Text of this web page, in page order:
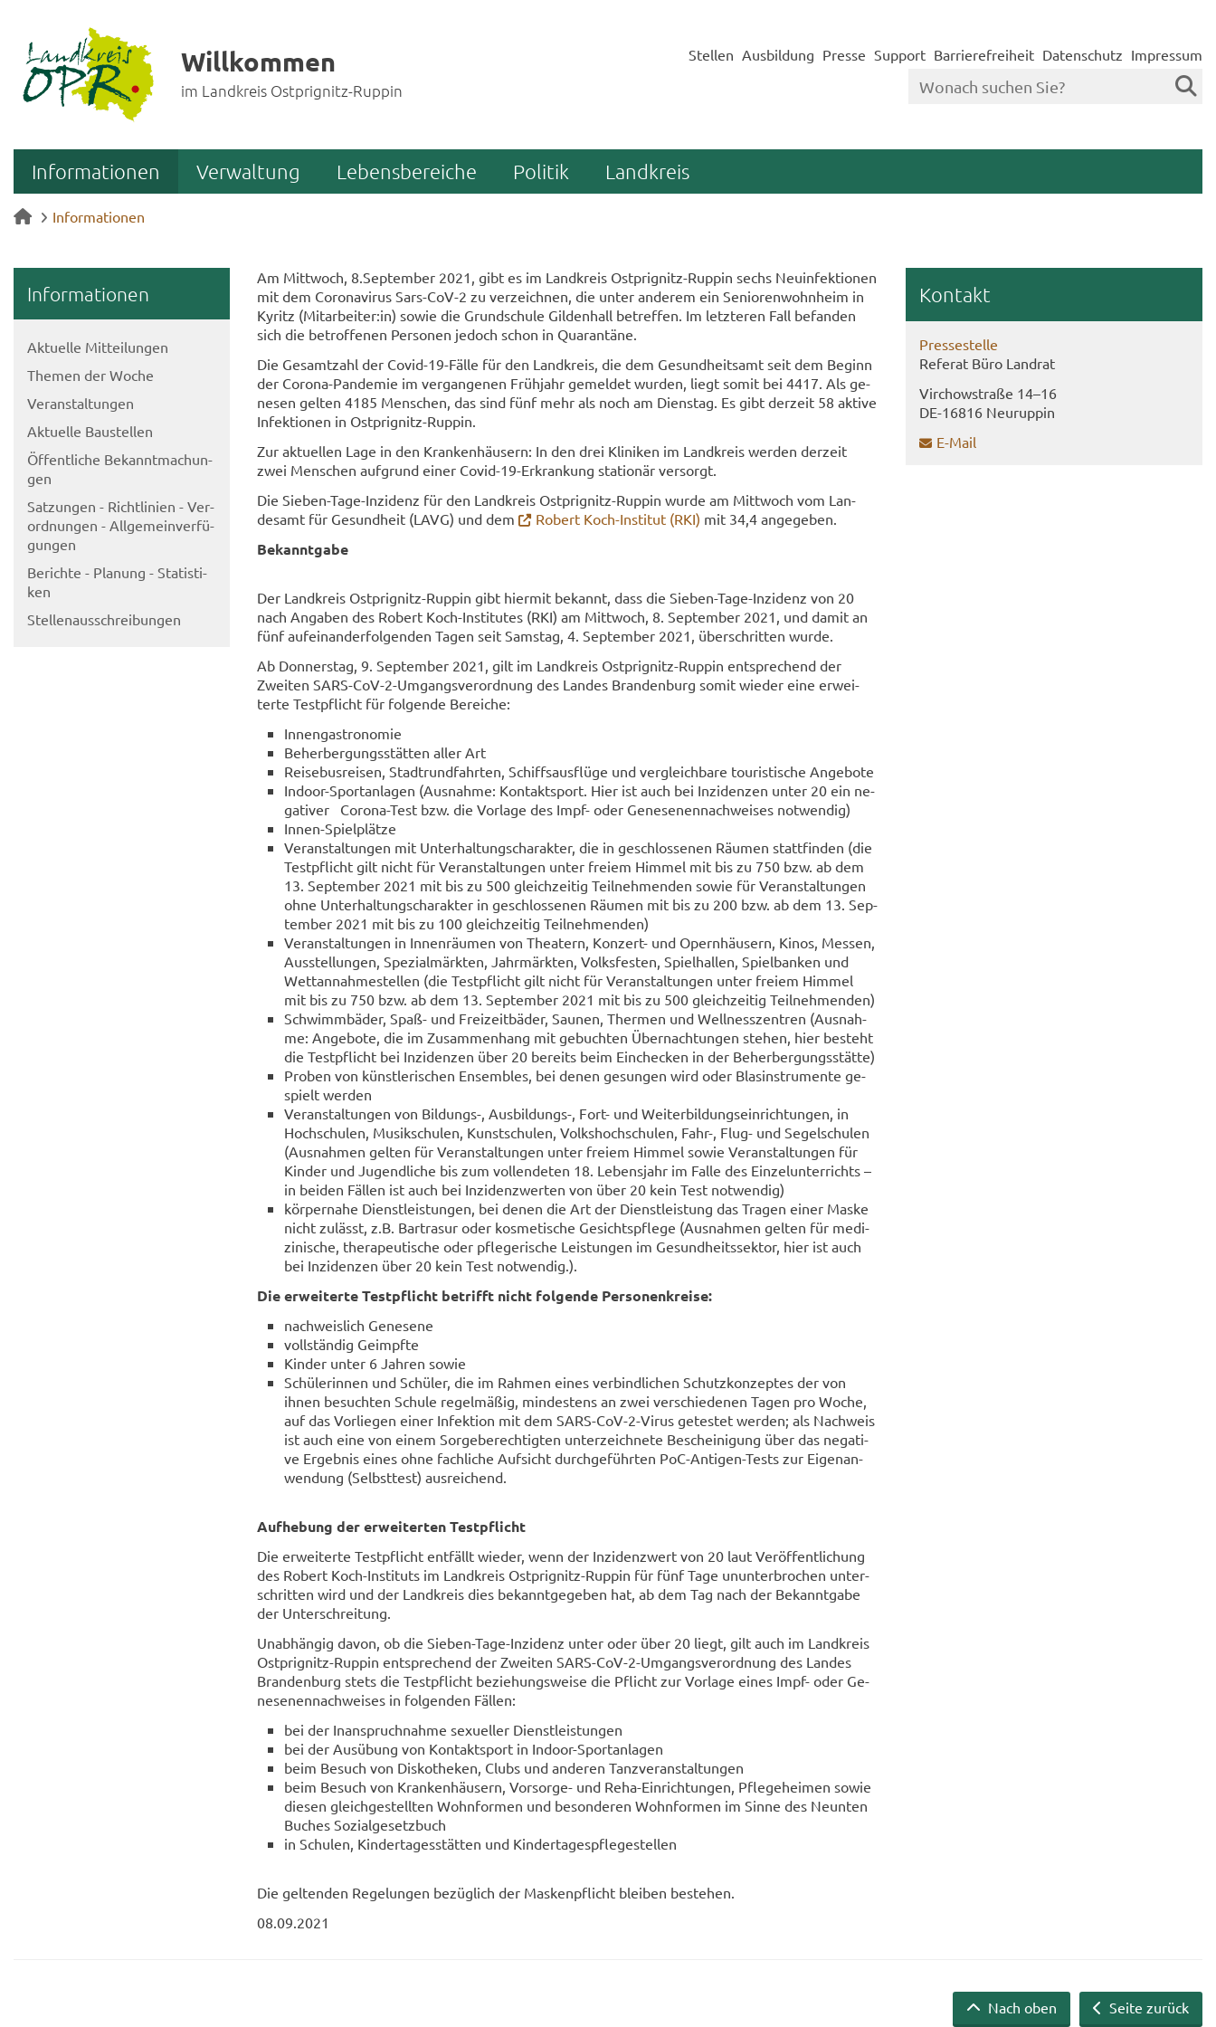
Willkommen
im Landkreis Ostprignitz-Ruppin
Stellen Ausbildung Presse Support Barrierefreiheit Datenschutz Impressum
Informationen Verwaltung Lebensbereiche Politik Landkreis
Informationen
In­for­ma­tio­nen
Ak­tu­el­le Mit­tei­lun­gen
The­men der Woche
Ver­an­stal­tun­gen
Ak­tu­el­le Bau­stel­len
Öf­fent­li­che Be­kannt­ma­chun­
gen
Sat­zun­gen - Richt­li­ni­en - Ver­
ord­nun­gen - All­ge­mein­ver­fü­
gun­gen
Be­rich­te - Pla­nung - Sta­tis­ti­
ken
Stel­len­aus­schrei­bun­gen
Am Mitt­woch, 8.Sep­tem­ber 2021, gibt es im Land­kreis Ostprignitz-​Ruppin sechs Neu­in­fek­tio­nen
mit dem Co­ro­na­vi­rus Sars-​CoV-2 zu ver­zeich­nen, die unter an­de­rem ein Se­nio­ren­wohn­heim in
Ky­ritz (Mit­ar­bei­ter:in) sowie die Grund­schu­le Gil­den­hall be­tref­fen. Im letz­te­ren Fall be­fan­den
sich die be­trof­fe­nen Per­so­nen je­doch schon in Qua­ran­tä­ne.
Die Ge­samt­zahl der Covid-​19-Fälle für den Land­kreis, die dem Ge­sund­heits­amt seit dem Be­ginn
der Corona-​Pandemie im ver­gan­ge­nen Früh­jahr ge­mel­det wur­den, liegt somit bei 4417. Als ge­
ne­sen gel­ten 4185 Men­schen, das sind fünf mehr als noch am Diens­tag. Es gibt der­zeit 58 ak­ti­ve
In­fek­tio­nen in Ostprignitz-​Ruppin.
Zur ak­tu­el­len Lage in den Kran­ken­häu­sern: In den drei Kli­ni­ken im Land­kreis wer­den der­zeit
zwei Men­schen auf­grund einer Covid-​19-Erkrankung sta­tio­när ver­sorgt.
Die Sieben-​Tage-Inzidenz für den Land­kreis Ostprignitz-​Ruppin wurde am Mitt­woch vom Lan­
des­amt für Ge­sund­heit (LAVG) und dem
Ro­bert Koch-​Institut (RKI) mit 34,4 an­ge­ge­ben.
Be­kannt­ga­be
Der Land­kreis Ostprignitz-​Ruppin gibt hier­mit be­kannt, dass die Sieben-​Tage-Inzidenz von 20
nach An­ga­ben des Ro­bert Koch-​Institutes (RKI) am Mitt­woch, 8. Sep­tem­ber 2021, und damit an
fünf auf­ein­an­der­fol­gen­den Tagen seit Sams­tag, 4. Sep­tem­ber 2021, über­schrit­ten wurde.
Ab Don­ners­tag, 9. Sep­tem­ber 2021, gilt im Land­kreis Ostprignitz-​Ruppin ent­spre­chend der
Zwei­ten SARS-​CoV-2-Umgangsverordnung des Lan­des Bran­den­burg somit wie­der eine er­wei­
ter­te Test­pflicht für fol­gen­de Be­rei­che:
In­nen­gas­tro­no­mie
Be­her­ber­gungs­stät­ten aller Art
Rei­se­bus­rei­sen, Stadt­rund­fahr­ten, Schiffs­aus­flü­ge und ver­gleich­ba­re tou­ris­ti­sche An­ge­bo­te
Indoor-​Sportanlagen (Aus­nah­me: Kon­takt­sport. Hier ist auch bei In­zi­den­zen unter 20 ein ne­
ga­ti­ver Corona-​Test bzw. die Vor­la­ge des Impf- oder Ge­ne­se­nen­nach­wei­ses not­wen­dig)
Innen-​Spielplätze
Ver­an­stal­tun­gen mit Un­ter­hal­tungs­cha­rak­ter, die in ge­schlos­se­nen Räu­men statt­fin­den (die
Test­pflicht gilt nicht für Ver­an­stal­tun­gen unter frei­em Him­mel mit bis zu 750 bzw. ab dem
13. Sep­tem­ber 2021 mit bis zu 500 gleich­zei­tig Teil­neh­men­den sowie für Ver­an­stal­tun­gen
ohne Un­ter­hal­tungs­cha­rak­ter in ge­schlos­se­nen Räu­men mit bis zu 200 bzw. ab dem 13. Sep­
tem­ber 2021 mit bis zu 100 gleich­zei­tig Teil­neh­men­den)
Ver­an­stal­tun­gen in In­nen­räu­men von Thea­tern, Konzert-​ und Opern­häu­sern, Kinos, Mes­sen,
Aus­stel­lun­gen, Spe­zi­al­märk­ten, Jahr­märk­ten, Volks­fes­ten, Spiel­hal­len, Spiel­ban­ken und
Wett­an­nah­me­stel­len (die Test­pflicht gilt nicht für Ver­an­stal­tun­gen unter frei­em Him­mel
mit bis zu 750 bzw. ab dem 13. Sep­tem­ber 2021 mit bis zu 500 gleich­zei­tig Teil­neh­men­den)
Schwimm­bä­der, Spaß- und Frei­zeit­bä­der, Sau­nen, Ther­men und Well­ness­zen­tren (Aus­nah­
me: An­ge­bo­te, die im Zu­sam­men­hang mit ge­buch­ten Über­nach­tun­gen ste­hen, hier be­steht
die Test­pflicht bei In­zi­den­zen über 20 be­reits beim Ein­che­cken in der Be­her­ber­gungs­stät­te)
Pro­ben von künst­le­ri­schen En­sem­bles, bei denen ge­sun­gen wird oder Blas­in­stru­men­te ge­
spielt wer­den
Ver­an­stal­tun­gen von Bildungs-​, Ausbildungs-​, Fort- und Wei­ter­bil­dungs­ein­rich­tun­gen, in
Hoch­schu­len, Mu­sik­schu­len, Kunst­schu­len, Volks­hoch­schu­len, Fahr-, Flug- und Se­gel­schu­len
(Aus­nah­men gel­ten für Ver­an­stal­tun­gen unter frei­em Him­mel sowie Ver­an­stal­tun­gen für
Kin­der und Ju­gend­li­che bis zum voll­ende­ten 18. Le­bens­jahr im Falle des Ein­zel­un­ter­richts –
in bei­den Fäl­len ist auch bei In­zi­denz­wer­ten von über 20 kein Test not­wen­dig)
kör­per­na­he Dienst­leis­tun­gen, bei denen die Art der Dienst­leis­tung das Tra­gen einer Maske
nicht zu­lässt, z.B. Bar­t­ra­sur oder kos­me­ti­sche Ge­sichts­pfle­ge (Aus­nah­men gel­ten für me­di­
zi­ni­sche, the­ra­peu­ti­sche oder pfle­ge­ri­sche Leis­tun­gen im Ge­sund­heits­sek­tor, hier ist auch
bei In­zi­den­zen über 20 kein Test not­wen­dig.).
Die er­wei­ter­te Test­pflicht be­trifft nicht fol­gen­de Per­so­nen­krei­se:
nach­weis­lich Ge­ne­se­ne
voll­stän­dig Ge­impf­te
Kin­der unter 6 Jah­ren sowie
Schü­le­rin­nen und Schü­ler, die im Rah­men eines ver­bind­li­chen Schutz­kon­zep­tes der von
ihnen be­such­ten Schu­le re­gel­mä­ßig, min­des­tens an zwei ver­schie­de­nen Tagen pro Woche,
auf das Vor­lie­gen einer In­fek­ti­on mit dem SARS-​CoV-2-Virus ge­tes­tet wer­den; als Nach­weis
ist auch eine von einem Sor­ge­be­rech­tig­ten un­ter­zeich­ne­te Be­schei­ni­gung über das ne­ga­ti­
ve Er­geb­nis eines ohne fach­li­che Auf­sicht durch­ge­führ­ten PoC-​Antigen-Tests zur Ei­gen­an­
wen­dung (Selbst­test) aus­rei­chend.
Auf­he­bung der er­wei­ter­ten Test­pflicht
Die er­wei­ter­te Test­pflicht ent­fällt wie­der, wenn der In­zi­denz­wert von 20 laut Ver­öf­fent­li­chung
des Ro­bert Koch-​Instituts im Land­kreis Ostprignitz-​Ruppin für fünf Tage un­un­ter­bro­chen un­ter­
schrit­ten wird und der Land­kreis dies be­kannt­ge­ge­ben hat, ab dem Tag nach der Be­kannt­ga­be
der Un­ter­schrei­tung.
Un­ab­hän­gig davon, ob die Sieben-​Tage-Inzidenz unter oder über 20 liegt, gilt auch im Land­kreis
Ostprignitz-​Ruppin ent­spre­chend der Zwei­ten SARS-​CoV-2-Umgangsverordnung des Lan­des
Bran­den­burg stets die Test­pflicht be­zie­hungs­wei­se die Pflicht zur Vor­la­ge eines Impf- oder Ge­
ne­se­nen­nach­wei­ses in fol­gen­den Fäl­len:
bei der In­an­spruch­nah­me se­xu­el­ler Dienst­leis­tun­gen
bei der Aus­übung von Kon­takt­sport in Indoor-​Sportanlagen
beim Be­such von Dis­ko­the­ken, Clubs und an­de­ren Tanz­ver­an­stal­tun­gen
beim Be­such von Kran­ken­häu­sern, Vorsorge-​ und Reha-​Einrichtungen, Pfle­ge­hei­men sowie
die­sen gleich­ge­stell­ten Wohn­for­men und be­son­de­ren Wohn­for­men im Sinne des Neun­ten
Bu­ches So­zi­al­ge­setz­buch
in Schu­len, Kin­der­ta­ges­stät­ten und Kin­der­ta­ges­pfle­ge­stel­len
Die gel­ten­den Re­ge­lun­gen be­züg­lich der Mas­ken­pflicht blei­ben be­stehen.
08.09.2021
Kon­takt
Pres­se­stel­le
Re­fe­rat Büro Land­rat
Virch­ow­stra­ße 14–16
DE-​16816 Neu­rup­pin
E-​Mail
Seite zurück
Nach oben